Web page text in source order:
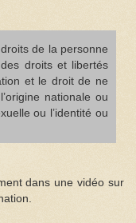
de la personne
droits et libertés
et le droit de ne
nationale ou
ou l’identité ou
dans une vidéo sur